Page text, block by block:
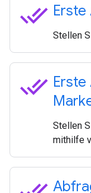
done_all
Stellen
done_all
Stellen
mithilfe